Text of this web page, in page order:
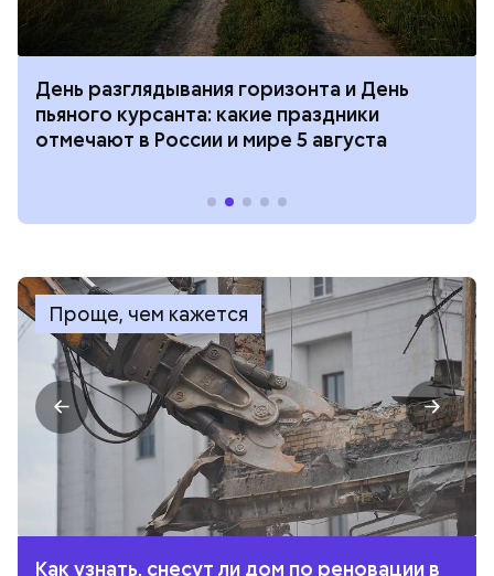
День разглядывания горизонта и День
пьяного курсанта: какие праздники
отмечают в России и мире 5 августа
Проще, чем кажется
Как узнать, снесут ли дом по реновации в